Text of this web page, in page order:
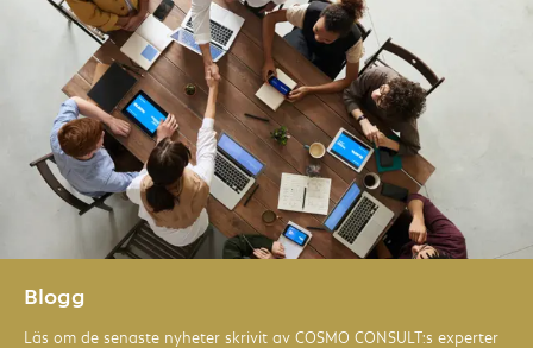
Microsoft Dynamics 365 CRM
HR-Management för Microsoft
Dynamics 365
IoT, Cloud & IT-Services
Dataanalys & AI
Modern Workplace
Digital Services
Blogg
Läs om de senaste nyheter skrivit av COSMO CONSULT:s experter